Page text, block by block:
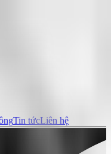
Tin tứcLiên hệ